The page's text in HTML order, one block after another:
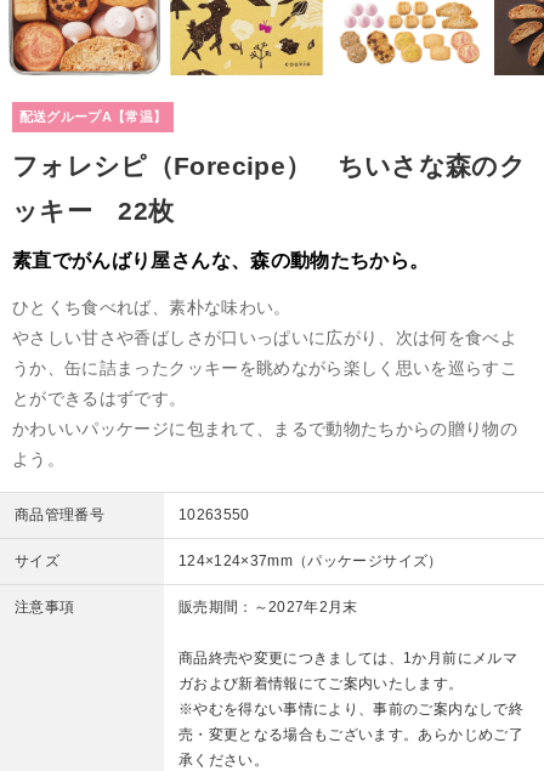
配送グループA【常温】
フォレシピ（Forecipe） ちいさな森のク
ッキー 22枚
素直でがんばり屋さんな、森の動物たちから。
ひとくち食べれば、素朴な味わい。
やさしい甘さや香ばしさが口いっぱいに広がり、次は何を食べよ
うか、缶に詰まったクッキーを眺めながら楽しく思いを巡らすこ
とができるはずです。
かわいいパッケージに包まれて、まるで動物たちからの贈り物の
よう。
商品管理番号 10263550
サイズ 124×124×37mm（パッケージサイズ）
注意事項 販売期間：～2027年2月末
商品終売や変更につきましては、1か月前にメルマ
ガおよび新着情報にてご案内いたします。
※やむを得ない事情により、事前のご案内なしで終
売・変更となる場合もございます。あらかじめご了
承ください。